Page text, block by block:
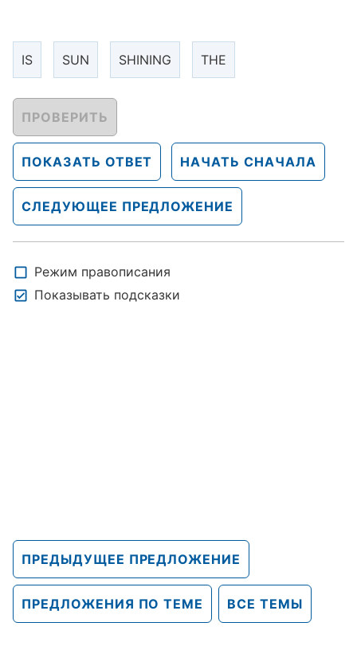
IS SUN SHINING THE
ПРОВЕРИТЬ
ПОКАЗАТЬ ОТВЕТ НАЧАТЬ СНАЧАЛА
СЛЕДУЮЩЕЕ ПРЕДЛОЖЕНИЕ
Режим правописания
Показывать подсказки
ПРЕДЫДУЩЕЕ ПРЕДЛОЖЕНИЕ
ПРЕДЛОЖЕНИЯ ПО ТЕМЕ ВСЕ ТЕМЫ